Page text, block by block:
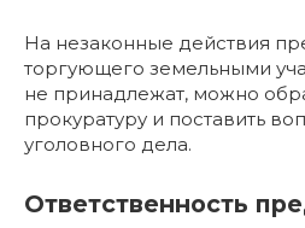
На незаконные действия
торгующего земельными
не принадлежат, можно
прокуратуру и поставить
уголовного дела.
Ответственность